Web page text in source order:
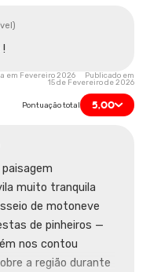
em Fevereiro 2026 Publicado em
15 de Fevereiro de 2026
Pontuação total 5,00
muito tranquila
de motoneve
de pinheiros —
nos contou
a região durante